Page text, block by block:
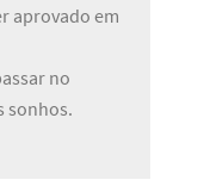
aprovado em
no
sonhos.